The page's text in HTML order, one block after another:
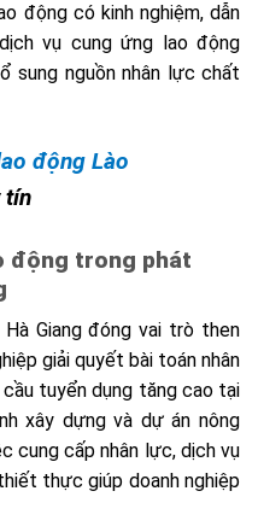
động có kinh nghiệm, dẫn
vụ cung ứng lao động
sung nguồn nhân lực chất
động Lào
tín
động trong phát
Giang đóng vai trò then
giải quyết bài toán nhân
tuyển dụng tăng cao tại
xây dựng và dự án nông
cung cấp nhân lực, dịch vụ
thực giúp doanh nghiệp